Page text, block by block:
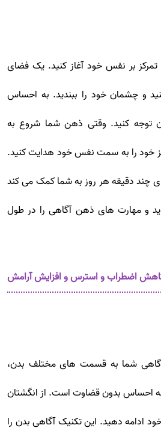
بر نفس خود آغاز کنید. یک فضای
و چشمان خود را ببندید. به احساس
توجه کنید. وقتی ذهن شما شروع به
خود را به سمت نفس خود هدایت کنید.
چند دقیقه هر روز به شما کمک می کند
و مهارت های ذهن آگاهی را در طول
شما به قسمت های مختلف بدن،
احساس بدون قضاوت است. از انگشتان
ادامه دهید. این تکنیک آگاهی بدن را